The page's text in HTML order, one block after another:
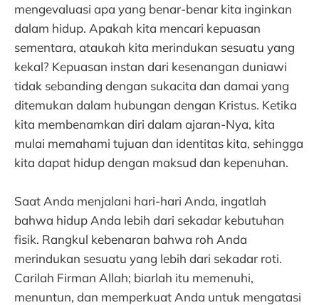
mengevaluasi apa yang benar-benar kita inginkan
dalam hidup. Apakah kita mencari kepuasan
sementara, ataukah kita merindukan sesuatu yang
kekal? Kepuasan instan dari kesenangan duniawi
tidak sebanding dengan sukacita dan damai yang
ditemukan dalam hubungan dengan Kristus. Ketika
kita membenamkan diri dalam ajaran-Nya, kita
mulai memahami tujuan dan identitas kita, sehingga
kita dapat hidup dengan maksud dan kepenuhan.
Saat Anda menjalani hari-hari Anda, ingatlah
bahwa hidup Anda lebih dari sekadar kebutuhan
fisik. Rangkul kebenaran bahwa roh Anda
merindukan sesuatu yang lebih dari sekadar roti.
Carilah Firman Allah; biarlah itu memenuhi,
menuntun, dan memperkuat Anda untuk mengatasi